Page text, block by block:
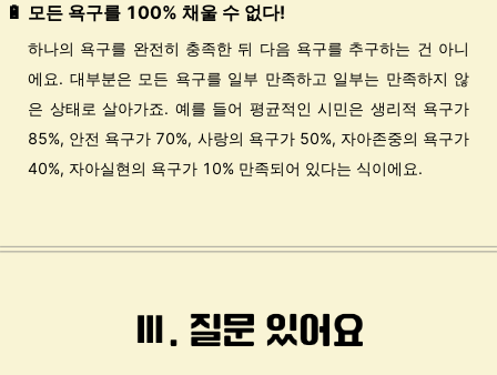
🔋 모든 욕구를 100% 채울 수 없다!
하나의 욕구를 완전히 충족한 뒤 다음 욕구를 추구하는 건 아니
에요. 대부분은 모든 욕구를 일부 만족하고 일부는 만족하지 않
은 상태로 살아가죠. 예를 들어 평균적인 시민은 생리적 욕구가
85%, 안전 욕구가 70%, 사랑의 욕구가 50%, 자아존중의 욕구가
40%, 자아실현의 욕구가 10% 만족되어 있다는 식이에요.